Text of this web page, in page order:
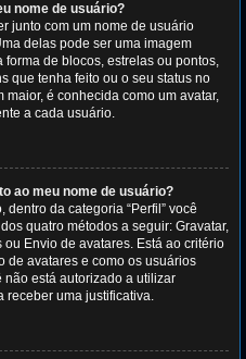
nome de usuário?
junto com um nome de usuário
delas pode ser uma imagem
de blocos, estrelas ou pontos,
que tenha feito ou o seu status no
é conhecida como um avatar,
a cada usuário.
ao meu nome de usuário?
da categoria “Perfil” você
quatro métodos a seguir: Gravatar,
Envio de avatares. Está ao critério
de avatares e como os usuários
está autorizado a utilizar
receber uma justificativa.